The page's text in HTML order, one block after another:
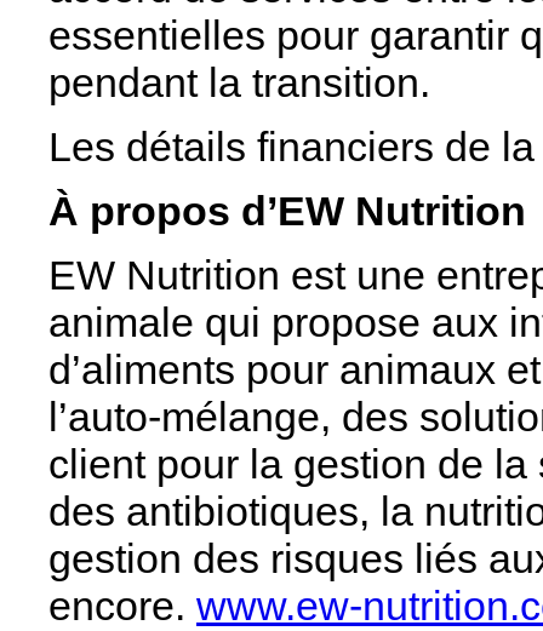
essentielles pour garantir
pendant la transition.
Les détails financiers de
À propos d’EW Nutrition
EW Nutrition est une
animale qui propose aux
d’aliments pour animaux
l’auto-mélange, des
client pour la gestion de
des antibiotiques, la
gestion des risques liés
encore. www.ew-